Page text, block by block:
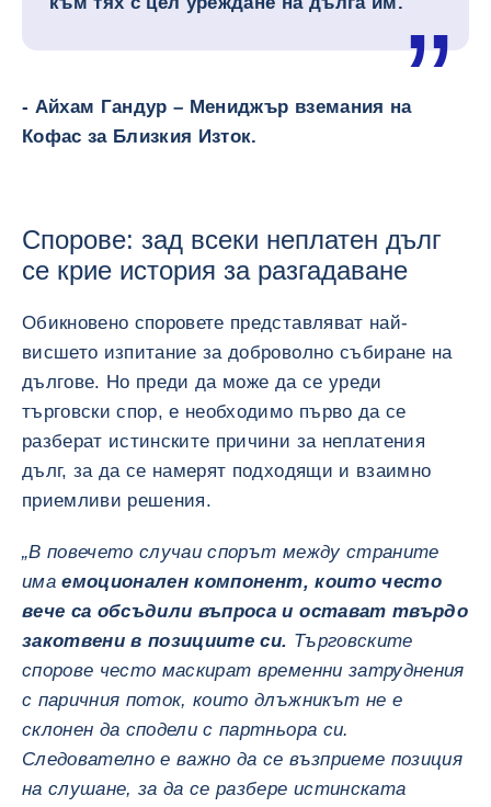
- Айхам Гандур – Мениджър вземания на
Кофас за Близкия Изток.
Спорове: зад всеки неплатен дълг
се крие история за разгадаване
Обикновено споровете представляват най-
висшето изпитание за доброволно събиране на
дългове. Но преди да може да се уреди
търговски спор, е необходимо първо да се
разберат истинските причини за неплатения
дълг, за да се намерят подходящи и взаимно
приемливи решения.
„В повечето случаи спорът между страните
имаемоционален компонент, които често
вече са обсъдили въпроса и остават твърдо
закотвени в позициите си. Търговските
спорове често маскират временни затруднения
с паричния поток, които длъжникът не е
склонен да сподели с партньора си.
Следователно е важно да се възприеме позиция
на слушане, за да се разбере истинската